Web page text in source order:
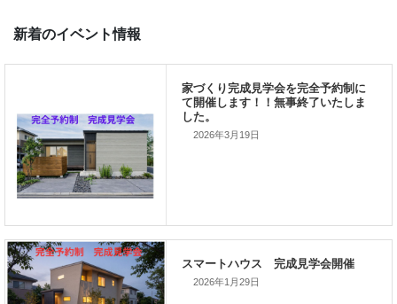
前の記事
家づくりこぼれ話！
家づくりこぼれ話！
2026年3月19日
2026年1月29日